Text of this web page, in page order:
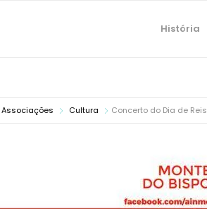
História
Associações Cultura Concerto do Dia de Reis